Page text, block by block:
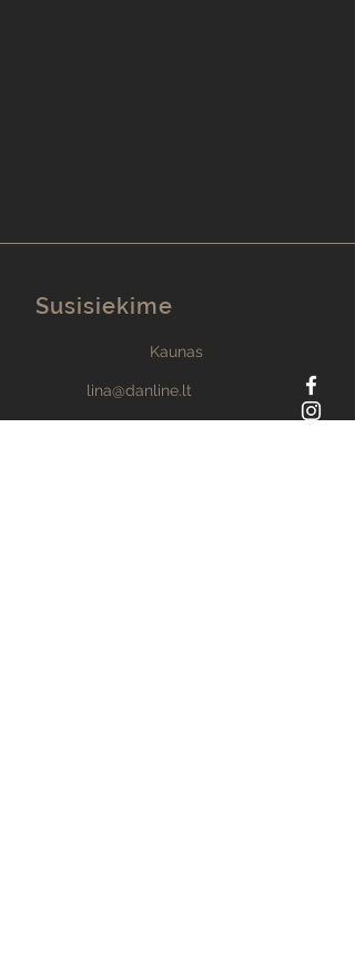
Susisiekime
Kaunas
lina@danline.lt